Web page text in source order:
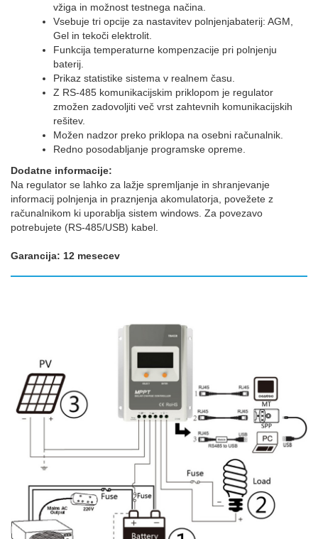
vžiga in možnost testnega načina.
Vsebuje tri opcije za nastavitev polnjenjabaterij: AGM,
Gel in tekoči elektrolit.
Funkcija temperaturne kompenzacije pri polnjenju
baterij.
Prikaz statistike sistema v realnem času.
Z RS-485 komunikacijskim priklopom je regulator
zmožen zadovoljiti več vrst zahtevnih komunikacijskih
rešitev.
Možen nadzor preko priklopa na osebni računalnik.
Redno posodabljanje programske opreme.
Dodatne informacije:
Na regulator se lahko za lažje spremljanje in shranjevanje
informacij polnjenja in praznjenja akomulatorja, povežete z
računalnikom ki uporablja sistem windows. Za povezavo
potrebujete (RS-485/USB) kabel.
Garancija: 12 mesecev